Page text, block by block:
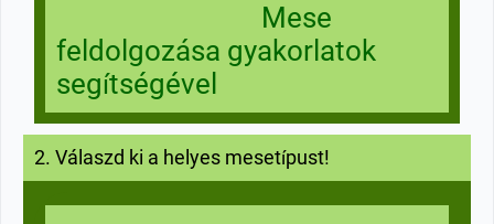
Mese
feldolgozása gyakorlatok
segítségével
2. Válaszd ki a helyes mesetípust!